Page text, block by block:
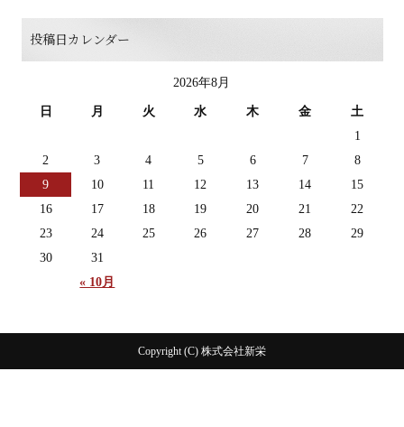
投稿日カレンダー
2026年8月
日 月 火 水 木 金 土
« 10月
1
2
3 4 5 6 7
8
9
10 11 12 13 14
15
16
17 18 19 20 21
22
23
24 25 26 27 28
29
30
31
Copyright (C) 株式会社新栄